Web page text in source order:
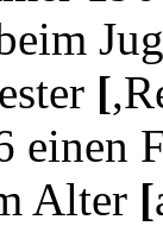
[
einen
Alter [